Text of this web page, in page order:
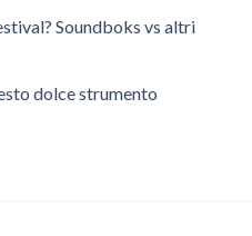
Soundboks vs altri
dolce strumento